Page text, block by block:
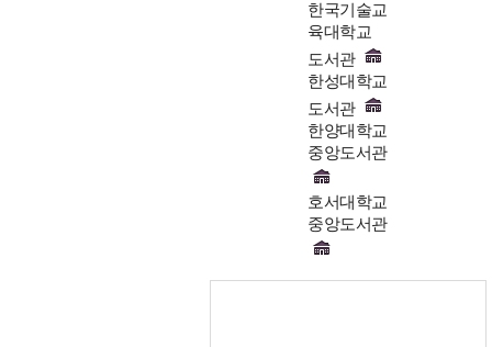
한국기술교
육대학교
도서관
한성대학교
도서관
한양대학교
중앙도서관
호서대학교
중앙도서관